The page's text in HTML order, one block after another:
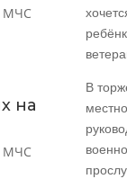
МЧС
на
МЧС
В